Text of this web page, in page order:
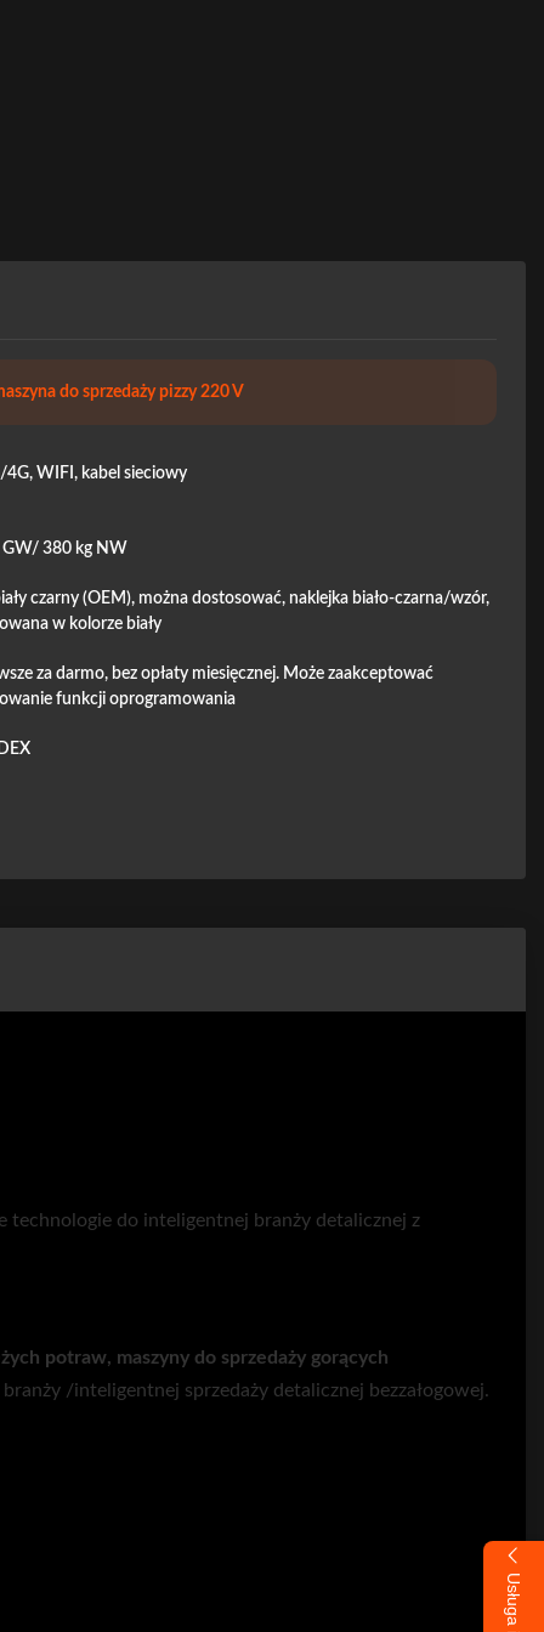
do sprzedaży pizzy 220 V
WIFI, kabel sieciowy
GW/ 380 kg NW
czarny (OEM), można dostosować, naklejka biało-czarna/wzór,
w kolorze biały
za darmo, bez opłaty miesięcznej. Może zaakceptować
funkcji oprogramowania
technologie do inteligentnej branży detalicznej z
potraw, maszyny do sprzedaży gorących
/inteligentnej sprzedaży detalicznej bezzałogowej.